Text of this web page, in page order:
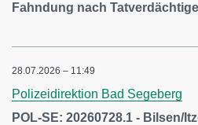
Fahndung nach
28.07.2026 – 11:49
Polizeidirektion Bad Segeberg
POL-SE: 20260728.1 - Bilsen/